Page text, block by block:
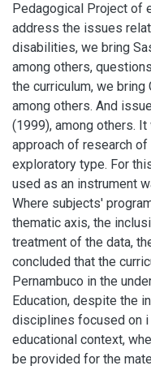
Pedagogical Project of
address the issues
disabilities, we bring
among others,
the curriculum, we
among others. And
(1999), among others.
approach of research
exploratory type. For
used as an instrument
Where subjects'
thematic axis, the
treatment of the data,
concluded that the
Pernambuco in the
Education, despite the
disciplines focused on
educational context,
be provided for the